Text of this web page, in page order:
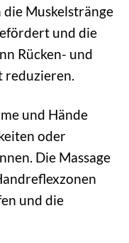
Muskelstränge
und die
Rücken- und
reduzieren.
und Hände
oder
Die Massage
und die